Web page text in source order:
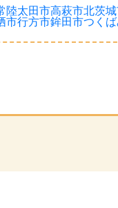
陸太田市高萩市北茨
市行方市鉾田市つく